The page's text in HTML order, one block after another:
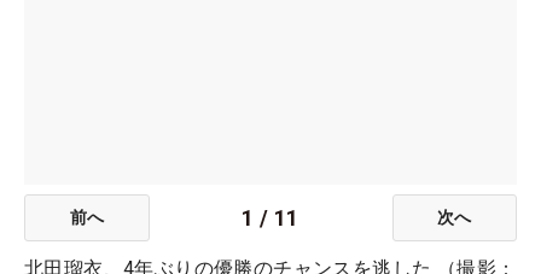
前へ 1 / 11 次へ
北田瑠衣、4年ぶりの優勝のチャンスを逃した （撮影：